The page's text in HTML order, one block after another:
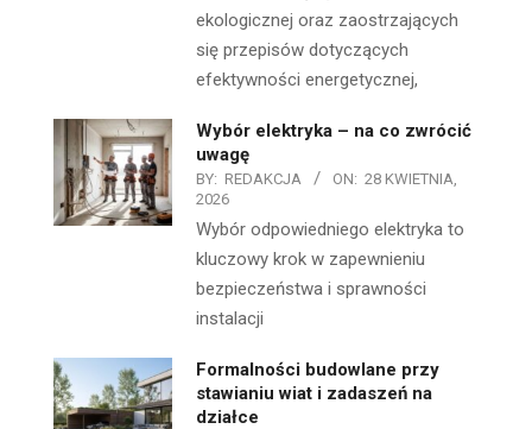
ekologicznej oraz zaostrzających
się przepisów dotyczących
efektywności energetycznej,
Wybór elektryka – na co zwrócić
uwagę
BY: REDAKCJA ON: 28 KWIETNIA,
2026
Wybór odpowiedniego elektryka to
kluczowy krok w zapewnieniu
bezpieczeństwa i sprawności
instalacji
Formalności budowlane przy
stawianiu wiat i zadaszeń na
działce